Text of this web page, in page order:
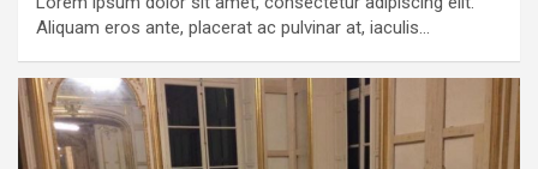
Aliquam eros ante, placerat ac pulvinar at, iaculis…